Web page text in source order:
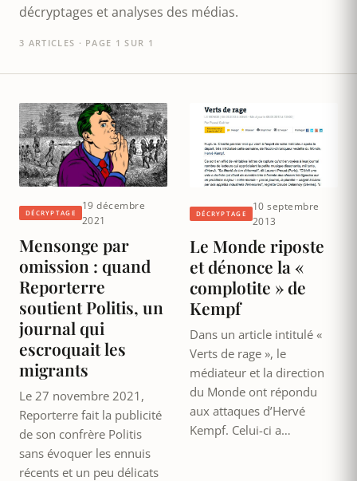
décryptages et analyses des médias.
3 ARTICLES · PAGE 1 SUR 1
DÉCRYPTAGE
19 décembre
2021
Mensonge par
omission : quand
Reporterre
soutient Politis, un
journal qui
escroquait les
migrants
Le 27 novembre 2021,
Reporterre fait la publicité
de son confrère Politis
sans évoquer les ennuis
récents et un peu délicats
DÉCRYPTAGE
10 septembre
2013
Le Monde riposte
et dénonce la «
complotite » de
Kempf
Dans un article intitulé «
Verts de rage », le
médiateur et la direction
du Monde ont répondu
aux attaques d’Hervé
Kempf. Celui-ci a…